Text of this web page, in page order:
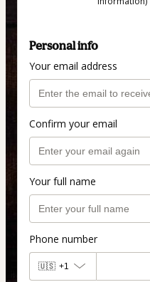
Personal info
Your email address
Confirm your email
Your full name
Phone number
🇺🇸 +1